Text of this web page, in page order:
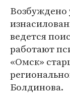
Возбуждено
ведется
работают
«Омск»
Болдинова.